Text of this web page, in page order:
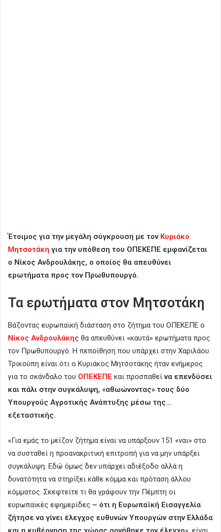
Έτοιμος για την μεγάλη σύγκρουση με τον Κυριάκο
Μητσοτάκη για την υπόθεση του ΟΠΕΚΕΠΕ εμφανίζεται
ο Νίκος Ανδρουλάκης, ο οποίος θα απευθύνει
ερωτήματα προς τον Πρωθυπουργό.
Τα ερωτήματα στον Μητσοτάκη
Βάζοντας ευρωπαϊκή διάσταση στο ζήτημα του ΟΠΕΚΕΠΕ ο
Νίκος Ανδρουλάκης θα απευθύνει «καυτά» ερωτήματα προς
τον Πρωθυπουργό. Η πεποίθηση που υπάρχει στην Χαριλάου
Τρικούπη είναι ότι ο Κυριάκος Μητσοτάκης ήταν ενήμερος
για το σκάνδαλο του ΟΠΕΚΕΠΕ και προσπαθεί να επενδύσει
και πάλι στην συγκάλυψη, «αθωώνοντας» τους δύο
Υπουργούς Αγροτικής Ανάπτυξης μέσω της…
εξεταστικής.
«Για εμάς το μείζον ζήτημα είναι να υπάρξουν 151 «ναι» στο
να συσταθεί η προανακριτική επιτροπή για να μην υπάρξει
συγκάλυψη. Εδώ όμως δεν υπάρχει αδιέξοδο αλλά η
δυνατότητα να στηρίξει κάθε κόμμα και πρόταση άλλου
κόμματος. Σκεφτείτε τι θα γράφουν την Πέμπτη οι
ευρωπαϊκές εφημερίδες – ότι η Ευρωπαϊκή Εισαγγελία
ζήτησε να γίνει έλεγχος ευθυνών Υπουργών στην Ελλάδα